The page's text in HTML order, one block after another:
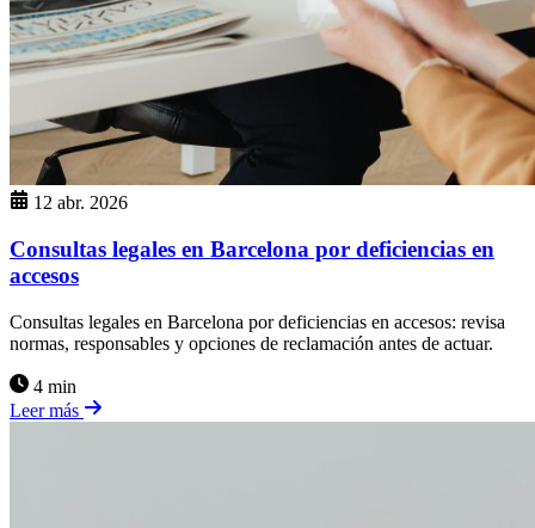
12 abr. 2026
Consultas legales en Barcelona por deficiencias en
accesos
Consultas legales en Barcelona por deficiencias en accesos: revisa
normas, responsables y opciones de reclamación antes de actuar.
4 min
Leer más